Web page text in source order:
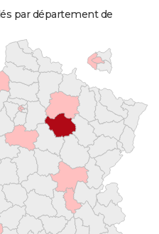
par département de